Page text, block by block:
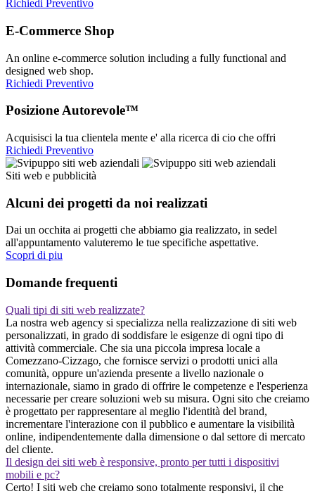
Richiedi Preventivo
E-Commerce Shop
An online e-commerce solution including a fully functional and
designed web shop.
Richiedi Preventivo
Posizione Autorevole™
Acquisisci la tua clientela mente e' alla ricerca di cio che offri
Richiedi Preventivo
Siti web e pubblicità
Alcuni dei progetti da noi realizzati
Dai un occhita ai progetti che abbiamo gia realizzato, in sedel
all'appuntamento valuteremo le tue specifiche aspettative.
Scopri di piu
Domande frequenti
Quali tipi di siti web realizzate?
La nostra web agency si specializza nella realizzazione di siti web
personalizzati, in grado di soddisfare le esigenze di ogni tipo di
attività commerciale. Che sia una piccola impresa locale a
Comezzano-Cizzago, che fornisce servizi o prodotti unici alla
comunità, oppure un'azienda presente a livello nazionale o
internazionale, siamo in grado di offrire le competenze e l'esperienza
necessarie per creare soluzioni web su misura. Ogni sito che creiamo
è progettato per rappresentare al meglio l'identità del brand,
incrementare l'interazione con il pubblico e aumentare la visibilità
online, indipendentemente dalla dimensione o dal settore di mercato
del cliente.
Il design dei siti web è responsive, pronto per tutti i dispositivi
mobili e pc?
Certo! I siti web che creiamo sono totalmente responsivi, il che